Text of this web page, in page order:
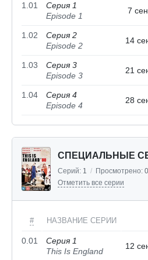
1.01
Серия 1
Episode 1
7
1.02
Серия 2
Episode 2
14
1.03
Серия 3
Episode 3
21
1.04
Серия 4
Episode 4
28
СПЕЦИАЛЬНЫЕ
Серий: 1 / Просмотрено: 0
Отметить все серии
# НАЗВАНИЕ СЕРИИ
0.01
Серия 1
This Is England
12